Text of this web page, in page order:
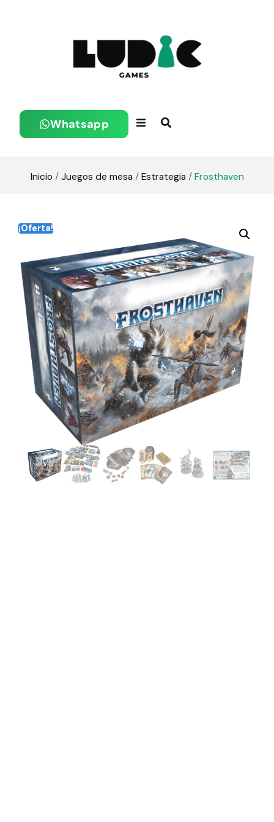
Whatsapp
Inicio /Juegos de mesa /Estrategia / Frosthaven
¡Oferta!